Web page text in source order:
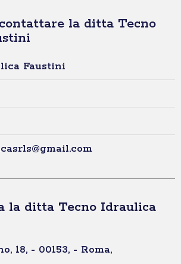
la ditta Tecno
Faustini
la ditta Tecno Idraulica
18, - 00153, - Roma,